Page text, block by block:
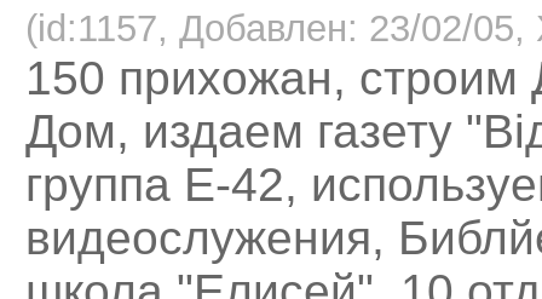
(id:1157, Добавлен: 23/02/05,
150 прихожан, строим
Дом, издаем газету
группа Е-42,
видеослужения,